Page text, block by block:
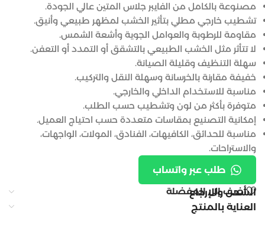
مصنوعة بالكامل من الفايبر جلاس المتين عالي الجودة.
تشطيب خارجي مطلي بتأثير الخشب لمظهر طبيعي وأنيق.
مقاومة للرطوبة والعوامل الجوية وأشعة الشمس.
لا تتأثر مثل الخشب الطبيعي بالتشقق أو التمدد أو التعفن.
سهلة التنظيف وقليلة الصيانة.
خفيفة مقارنة بالخرسانة وسهلة النقل والتركيب.
مناسبة للاستخدام الداخلي والخارجي.
متوفرة بأكثر من لون وتشطيب حسب الطلب.
إمكانية التصنيع بمقاسات متعددة حسب احتياج العميل.
مناسبة للحدائق، الكافيهات، الفنادق، المولات، الواجهات،
والاستراحات.
طلب عبر واتساب
أضف إلى المفضلة
الشحن والإرجاع
العناية بالمنتج